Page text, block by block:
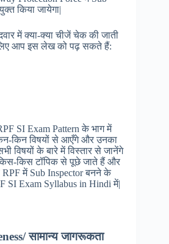
किया जायेगा|
में क्या-क्या चीजें चेक की जाती
आप इस लेख को पढ़ सकते हैं:
SI Exam Pattern के भाग में
किन विषयों से आएँगे और उनका
विषयों के बारे में विस्तार से जानेंगे
किस टॉपिक से पूछे जाते हैं और
RPF में Sub Inspector बनने के
SI Exam Syllabus in Hindi में|
सामान्य जागरूकता